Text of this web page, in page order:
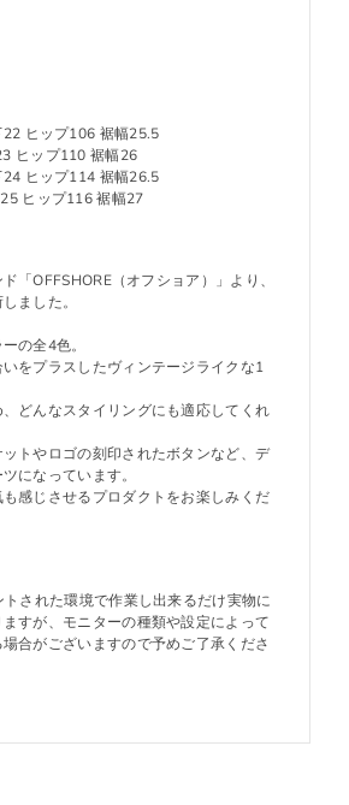
ヒップ106 裾幅25.5
ヒップ110 裾幅26
ヒップ114 裾幅26.5
ヒップ116 裾幅27
「OFFSHORE（オフショア）」より、
ました。
の全4色。
をプラスしたヴィンテージライクな1
どんなスタイリングにも適応してくれ
トやロゴの刻印されたボタンなど、デ
になっています。
感じさせるプロダクトをお楽しみくだ
された環境で作業し出来るだけ実物に
すが、モニターの種類や設定によって
合がございますので予めご了承くださ